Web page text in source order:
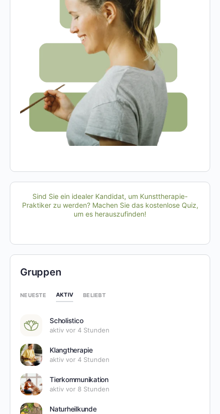
Sind Sie ein idealer Kandidat, um Kunsttherapie-
Praktiker zu werden? Machen Sie das kostenlose Quiz,
um es herauszufinden!
Gruppen
NEUESTE AKTIV BELIEBT
Scholistico
aktiv vor 4 Stunden
Klangtherapie
aktiv vor 4 Stunden
Tierkommunikation
aktiv vor 8 Stunden
Naturheilkunde